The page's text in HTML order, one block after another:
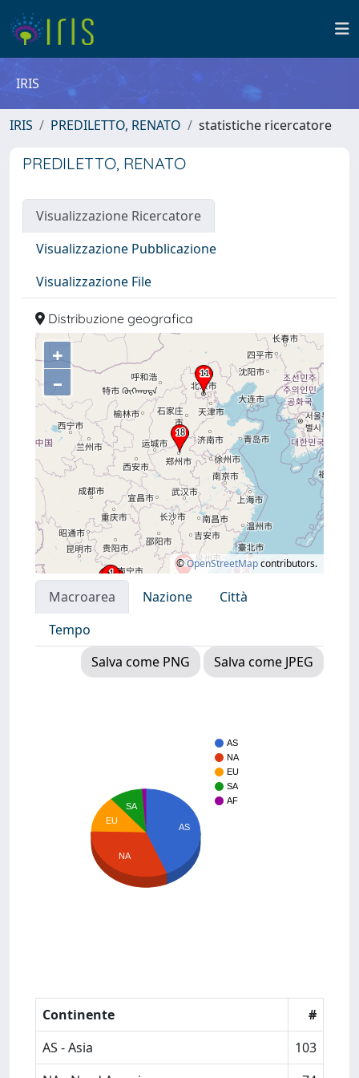
IRIS
IRIS PREDILETTO, RENATO statistiche ricercatore
PREDILETTO, RENATO
Visualizzazione Ricercatore
Visualizzazione Pubblicazione
Visualizzazione File
Distribuzione geografica
+
–
©OpenStreetMapcontributors.
Macroarea Nazione
Città
Tempo
Salva come PNG
Salva come JPEG
AS
NA
EU
SA
AF
AS
SA
EU
NA
Continente
#
AS - Asia
103